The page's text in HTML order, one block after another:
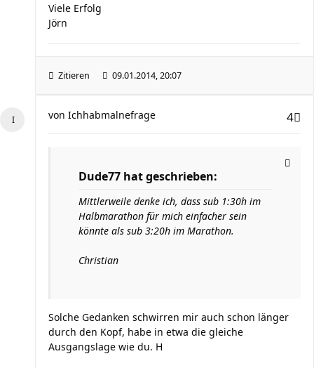
Viele Erfolg
Jörn
Zitieren 09.01.2014, 20:07
4
von Ichhabmalnefrage
Dude77 hat geschrieben:
Mittlerweile denke ich, dass sub 1:30h im
Halbmarathon für mich einfacher sein
könnte als sub 3:20h im Marathon.
Christian
Solche Gedanken schwirren mir auch schon länger
durch den Kopf, habe in etwa die gleiche
Ausgangslage wie du. H